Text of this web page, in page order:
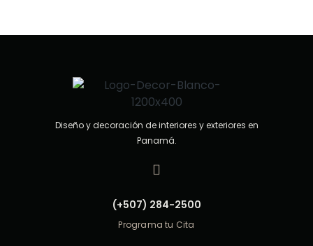
5
Diseño y decoración de interiores y exteriores en
Panamá.
(+507) 284-2500
Programa tu Cita